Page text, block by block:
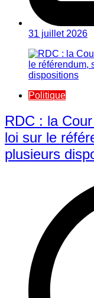
31 juillet 2026
Politique
RDC : la
loi sur le
plusieurs